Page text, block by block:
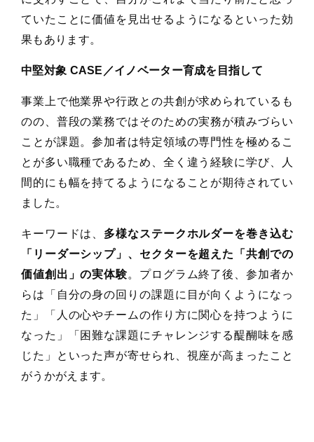
ていたことに価値を見出せるようになるといった効
果もあります。
中堅対象 CASE／イノベーター育成を目指して
事業上で他業界や行政との共創が求められているも
のの、普段の業務ではそのための実務が積みづらい
ことが課題。参加者は特定領域の専門性を極めるこ
とが多い職種であるため、全く違う経験に学び、人
間的にも幅を持てるようになることが期待されてい
ました。
キーワードは、 多様なステークホルダーを巻き込む
「リーダーシップ」、セクターを超えた「共創での
価値創出」の実体験。プログラム終了後、参加者か
らは「自分の身の回りの課題に目が向くようになっ
た」「人の心やチームの作り方に関心を持つように
なった」「困難な課題にチャレンジする醍醐味を感
じた」といった声が寄せられ、視座が高まったこと
がうかがえます。